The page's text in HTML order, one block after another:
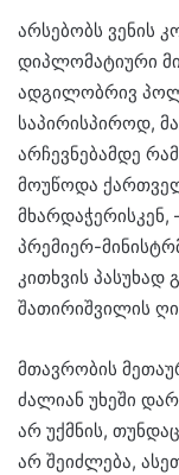
არსებობს ვენის
დიპლომატიური
ადგილობრივ
საპირისპიროდ,
არჩევნებამდე
მოუწოდა
მხარდაჭერისკენ,
პრემიერ-
კითხვის პასუხად
შათირიშვილის
მთავრობის
ძალიან უხეში
არ უქმნის,
არ შეიძლება,